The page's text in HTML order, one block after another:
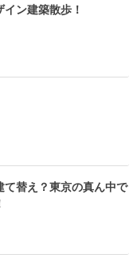
ン建築散歩！
替え？東京の真ん中で